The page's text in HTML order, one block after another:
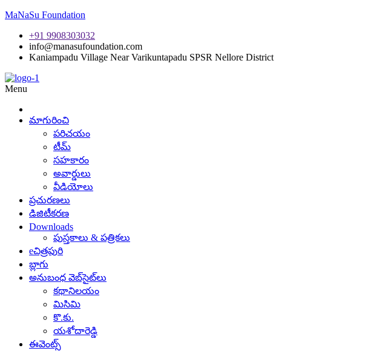
MaNaSu Foundation
+91 9908303032
info@manasufoundation.com
Kaniampadu Village Near Varikuntapadu SPSR Nellore District
Menu
మాగురించి
పరిచయం
టీమ్
సహకారం
అవార్డులు
వీడియోలు
ప్రచురణలు
డిజిటీకరణ
Downloads
పుస్తకాలు & పత్రికలు
eచిత్రపురి
బ్లాగు
అనుబంధ వెబ్‌సైట్‌లు
కథానిలయం
మిసిమి
కొ.కు.
యశోదారెడ్డి
ఈవెంట్స్